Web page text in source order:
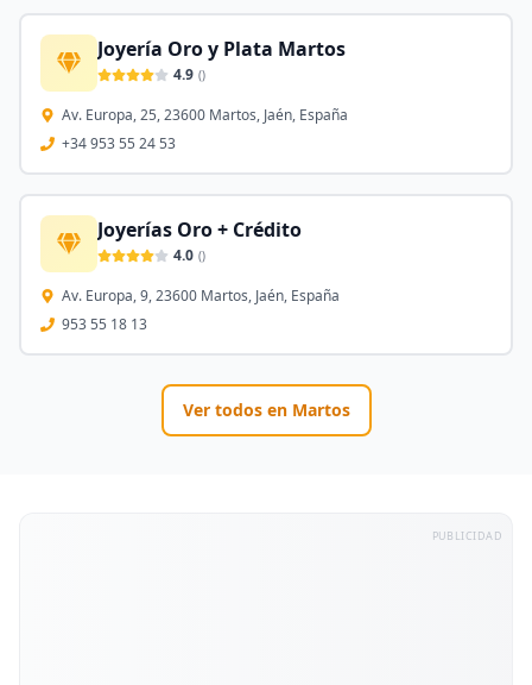
Joyería Oro y Plata Martos
4.9 ()
Av. Europa, 25, 23600 Martos, Jaén, España
+34 953 55 24 53
Joyerías Oro + Crédito
4.0 ()
Av. Europa, 9, 23600 Martos, Jaén, España
953 55 18 13
Ver todos en Martos
PUBLICIDAD